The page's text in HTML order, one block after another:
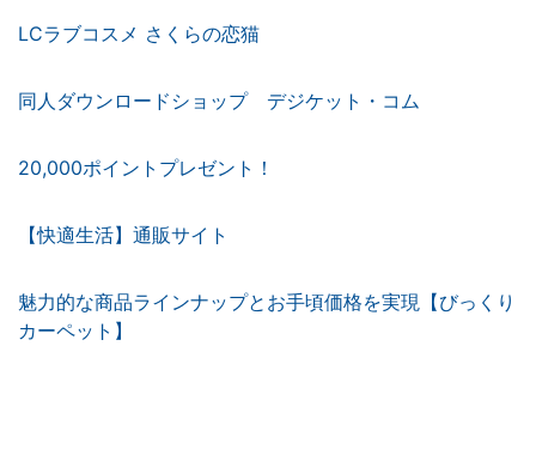
LCラブコスメ さくらの恋猫
同人ダウンロードショップ デジケット・コム
20,000ポイントプレゼント！
【快適生活】通販サイト
魅力的な商品ラインナップとお手頃価格を実現【びっくり
カーペット】